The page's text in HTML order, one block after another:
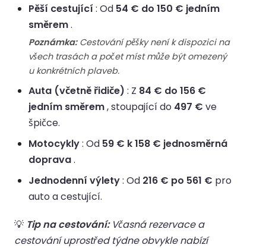
Pěší cestující : Od 54 € do 150 € jedním
směrem.
Poznámka:Cestování pěšky není k dispozici na
všech trasách a počet míst může být omezený
u konkrétních plaveb.
Auta (včetně řidiče) : Z 84 € do 156 €
jedním směrem, stoupající do 497 € ve
špičce.
Motocykly: Od 59 € k 158 € jednosměrná
doprava.
Jednodenní výlety: Od 216 € po 561 € pro
auto a cestující.
💡 Tip na cestování:Včasná rezervace a
cestování uprostřed týdne obvykle nabízí